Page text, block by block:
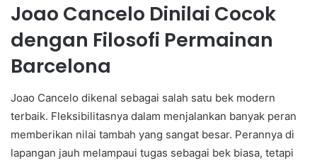
Joao Cancelo Dinilai Cocok
dengan Filosofi Permainan
Barcelona
Joao Cancelo dikenal sebagai salah satu bek modern
terbaik. Fleksibilitasnya dalam menjalankan banyak peran
memberikan nilai tambah yang sangat besar. Perannya di
lapangan jauh melampaui tugas sebagai bek biasa, tetapi